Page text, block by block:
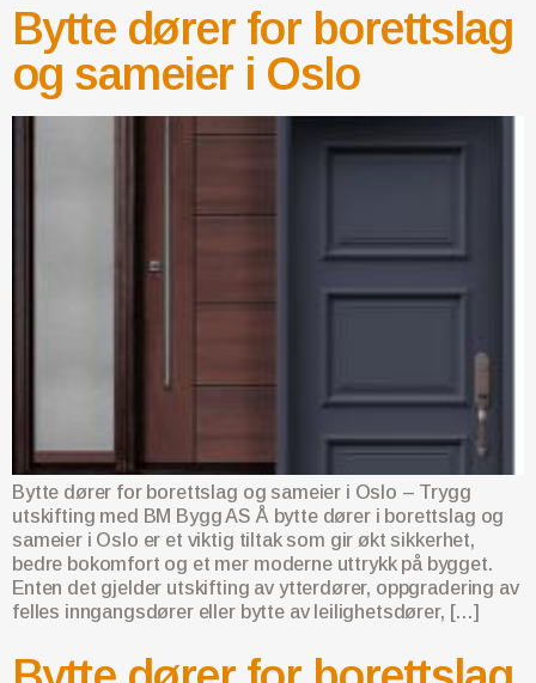
Bytte dører for borettslag
og sameier i Oslo
Bytte dører for borettslag og sameier i Oslo – Trygg
utskifting med BM Bygg AS Å bytte dører i borettslag og
sameier i Oslo er et viktig tiltak som gir økt sikkerhet,
bedre bokomfort og et mer moderne uttrykk på bygget.
Enten det gjelder utskifting av ytterdører, oppgradering av
felles inngangsdører eller bytte av leilighetsdører, […]